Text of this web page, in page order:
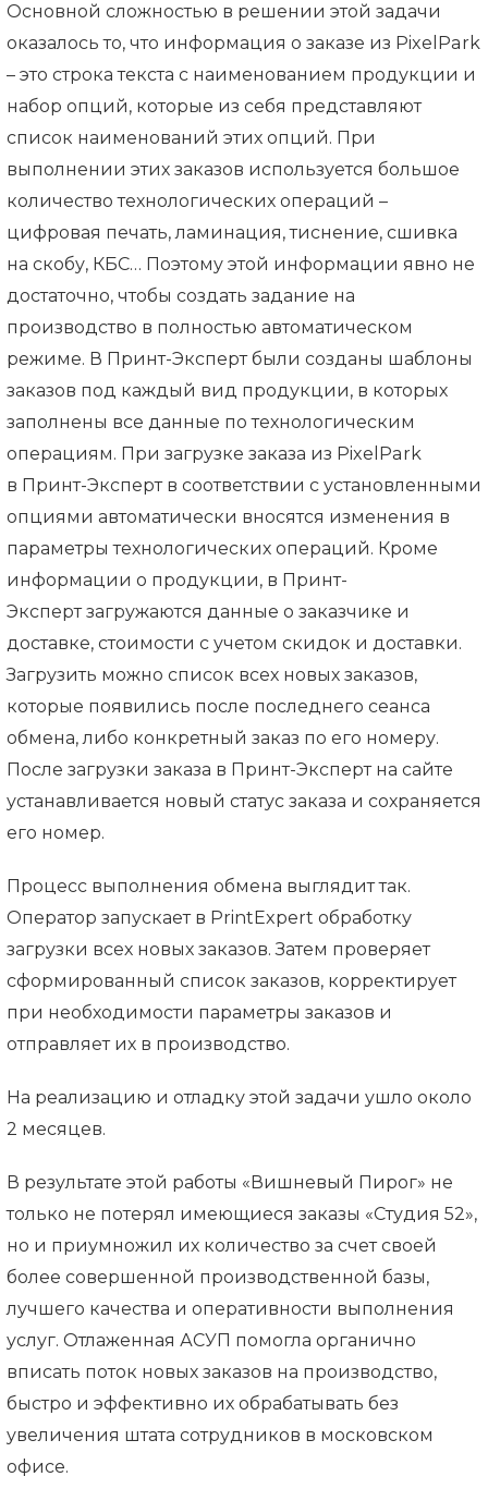
Основной сложностью в решении этой задачи
оказалось то, что информация о заказе из PixelPark
– это строка текста с наименованием продукции и
набор опций, которые из себя представляют
список наименований этих опций. При
выполнении этих заказов используется большое
количество технологических операций –
цифровая печать, ламинация, тиснение, сшивка
на скобу, КБС… Поэтому этой информации явно не
достаточно, чтобы создать задание на
производство в полностью автоматическом
режиме. В Принт-Эксперт были созданы шаблоны
заказов под каждый вид продукции, в которых
заполнены все данные по технологическим
операциям. При загрузке заказа из PixelPark
в Принт-Эксперт в соответствии с установленными
опциями автоматически вносятся изменения в
параметры технологических операций. Кроме
информации о продукции, в Принт-
Эксперт загружаются данные о заказчике и
доставке, стоимости с учетом скидок и доставки.
Загрузить можно список всех новых заказов,
которые появились после последнего сеанса
обмена, либо конкретный заказ по его номеру.
После загрузки заказа в Принт-Эксперт на сайте
устанавливается новый статус заказа и сохраняется
его номер.
Процесс выполнения обмена выглядит так.
Оператор запускает в PrintExpert обработку
загрузки всех новых заказов. Затем проверяет
сформированный список заказов, корректирует
при необходимости параметры заказов и
отправляет их в производство.
На реализацию и отладку этой задачи ушло около
2 месяцев.
В результате этой работы «Вишневый Пирог» не
только не потерял имеющиеся заказы «Студия 52»,
но и приумножил их количество за счет своей
более совершенной производственной базы,
лучшего качества и оперативности выполнения
услуг. Отлаженная АСУП помогла органично
вписать поток новых заказов на производство,
быстро и эффективно их обрабатывать без
увеличения штата сотрудников в московском
офисе.